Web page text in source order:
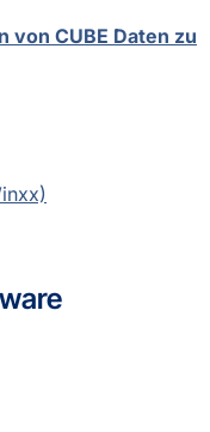
von CUBE Daten zu